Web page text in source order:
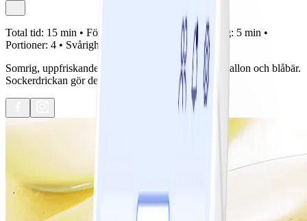
Total tid: 15 min • Förberedelse: 10 min • Tillagning: 5 min •
Portioner: 4 • Svårighetsgrad:
Somrig, uppfriskande dessert med honungsmelon, hallon och blåbär.
Sockerdrickan gör den lite söt och bubblig!